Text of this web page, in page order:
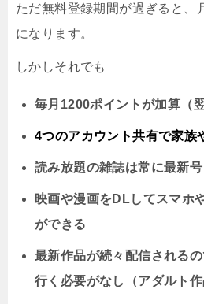
ただ無料登録期間が過ぎると、
になります。
しかしそれでも
毎月1200ポイントが加算（
4つのアカウント共有で家族
読み放題の雑誌は常に最新号
映画や漫画をDLしてスマホ
ができる
最新作品が続々配信される
行く必要がなし（アダルト作